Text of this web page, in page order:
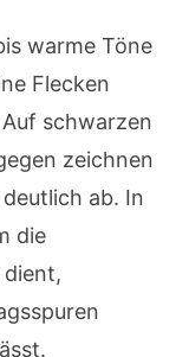
warme Töne
Flecken
schwarzen
zeichnen
ab. In
die
dient,